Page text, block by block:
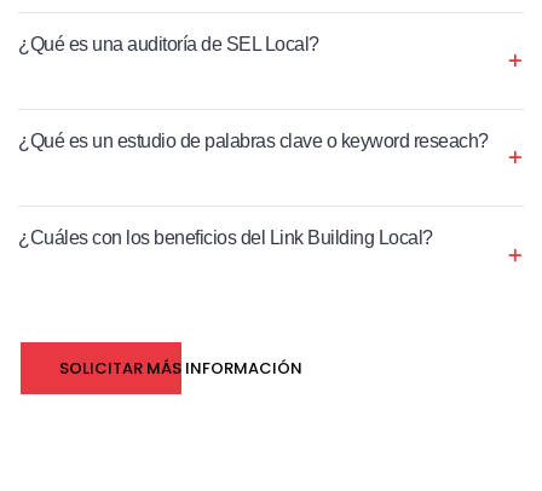
¿Qué es una auditoría de SEL Local?
¿Qué es un estudio de palabras clave o keyword reseach?
¿Cuáles con los beneficios del Link Building Local?
SOLICITAR MÁS INFORMACIÓN